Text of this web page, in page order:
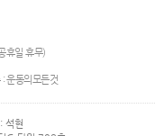
휴일 휴무)
: 운동의모든것
석현